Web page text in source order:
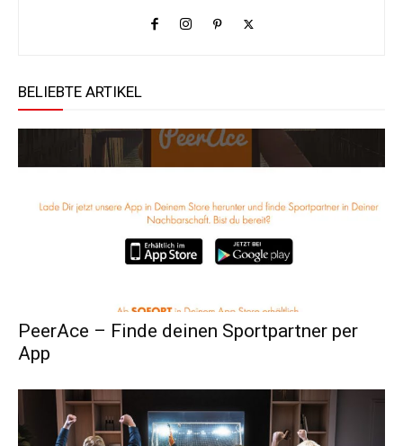
BELIEBTE ARTIKEL
PeerAce – Finde deinen Sportpartner per
App